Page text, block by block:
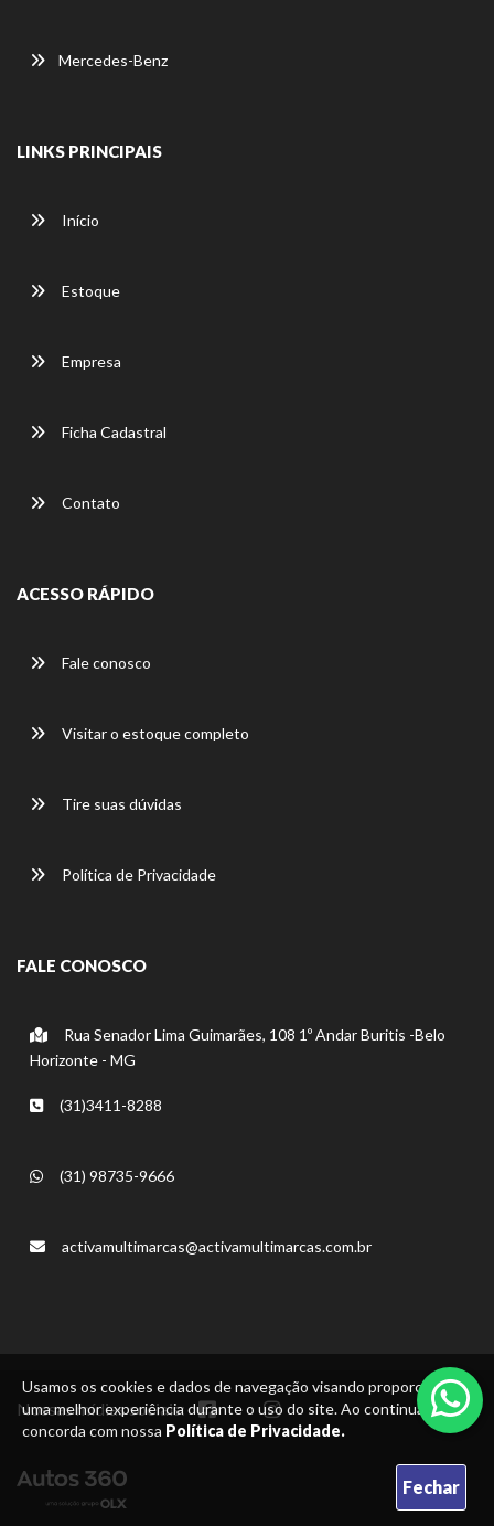
Usamos os cookies e dados de navegação visando proporcionar
uma melhor experiência durante o uso do site. Ao continuar, você
concorda com nossa Política de Privacidade.
Fechar
Mercedes-Benz
LINKS PRINCIPAIS
Início
Estoque
Empresa
Ficha Cadastral
Contato
ACESSO RÁPIDO
Fale conosco
Visitar o estoque completo
Tire suas dúvidas
Política de Privacidade
FALE CONOSCO
Rua Senador Lima Guimarães, 108 1º Andar Buritis -Belo
Horizonte - MG
(31)3411-8288
(31) 98735-9666
activamultimarcas@activamultimarcas.com.br
Nossas mídias sociais: